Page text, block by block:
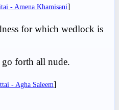
- Amena Khamisani]
for which wedlock is
go forth all nude.
- Agha Saleem]